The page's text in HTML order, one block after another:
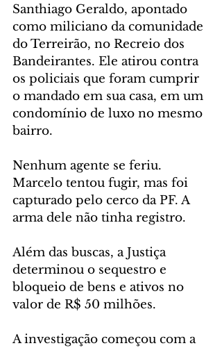
Santhiago Geraldo, apontado
como miliciano da comunidade
do Terreirão, no Recreio dos
Bandeirantes. Ele atirou contra
os policiais que foram cumprir
o mandado em sua casa, em um
condomínio de luxo no mesmo
bairro.
Nenhum agente se feriu.
Marcelo tentou fugir, mas foi
capturado pelo cerco da PF. A
arma dele não tinha registro.
Além das buscas, a Justiça
determinou o sequestro e
bloqueio de bens e ativos no
valor de R$ 50 milhões.
A investigação começou com a